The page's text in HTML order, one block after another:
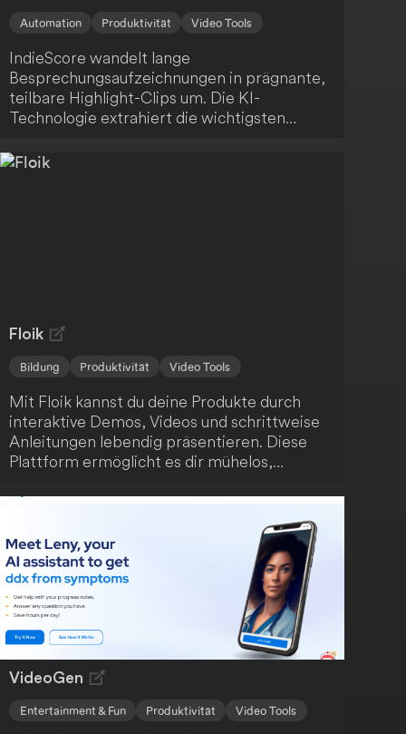
Automation Produktivität Video Tools
IndieScore wandelt lange
Besprechungsaufzeichnungen in prägnante,
teilbare Highlight-Clips um. Die KI-
Technologie extrahiert die wichtigsten
Team oder deine Kunden nur mit den
Floik
Bildung Produktivität Video Tools
Mit Floik kannst du deine Produkte durch
interaktive Demos, Videos und schrittweise
Anleitungen lebendig präsentieren. Diese
Plattform ermöglicht es dir mühelos,
auch wenn sich dein Produkt schnell
weiterentwickelt. Fördere das Verständnis
deiner Nutzer, steigere die
Kundenzufriedenheit und unterstütze die
Produktnutzung.
VideoGen
Entertainment & Fun Produktivität Video Tools